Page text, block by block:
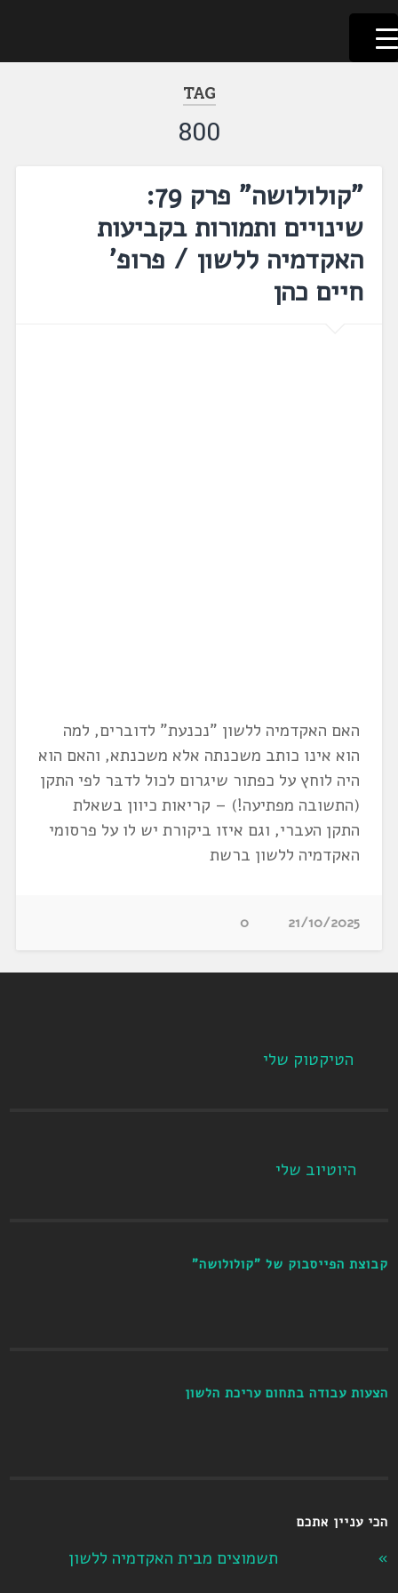
דלג
לתוכן
לשוניאדה
עברית. לשון. שפה
TAG
800
"קולולושה" פרק 79:
שינויים ותמורות בקביעות
האקדמיה ללשון / פרופ'
חיים כהן
האם האקדמיה ללשון "נכנעת" לדוברים, למה
הוא אינו כותב משכנתה אלא משכנתא, והאם הוא
היה לוחץ על כפתור שיגרום לכול לדבּר לפי התקן
(התשובה מפתיעה!) – קריאות כיוון בשאלת
התקן העברי, וגם איזו ביקורת יש לו על פרסומי
האקדמיה ללשון ברשת
21/10/2025
0
הטיקטוק שלי
היוטיוב שלי
קבוצת הפייסבוק של "קולולושה"
הצעות עבודה בתחום עריכת הלשון
הכי עניין אתכם
תשמוצים מבית האקדמיה ללשון